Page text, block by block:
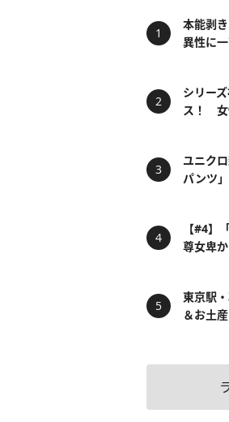
本能剥
異性に
シリー
ス！ 女
ユニク
パンツ
【#4】
尊女卑
東京駅
＆お土